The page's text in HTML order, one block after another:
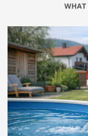
WHAT